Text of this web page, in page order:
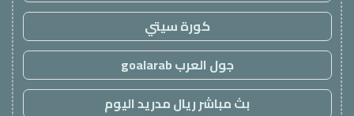
كورة سيتي
جول العرب goalarab
بث مباشر ريال مدريد اليوم